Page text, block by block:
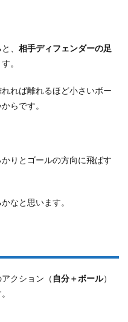
、 相手ディフェンダーの足
。
れば離れるほど小さいボー
らです。
りとゴールの方向に飛ばす
なと思います。
クション（ 自分＋ボール）